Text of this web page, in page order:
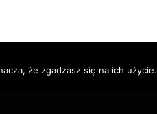
że zgadzasz się na ich użycie.